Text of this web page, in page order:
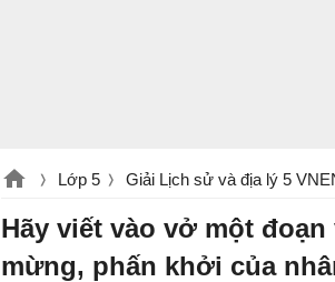
Lớp 5 Giải Lịch sử và địa lý 5
Hãy viết vào vở một
mừng, phấn khởi của